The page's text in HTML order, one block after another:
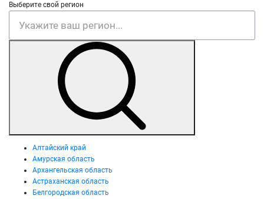
Выберите свой регион
Алтайский край
Амурская область
Архангельская область
Астраханская область
Белгородская область